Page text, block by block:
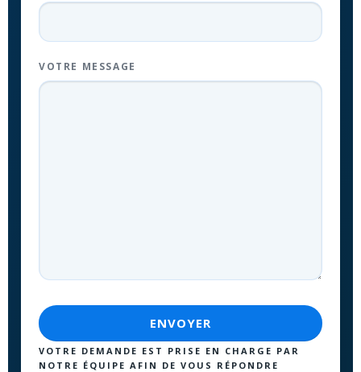
VOTRE MESSAGE
VOTRE DEMANDE EST PRISE EN CHARGE PAR
NOTRE ÉQUIPE AFIN DE VOUS RÉPONDRE